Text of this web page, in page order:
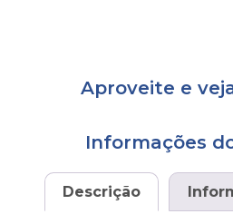
Aproveite e
Informações
Descrição